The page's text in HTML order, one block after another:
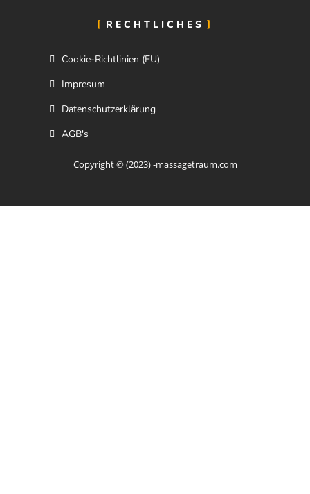
RECHTLICHES
Cookie-Richtlinien (EU)
Impresum
Datenschutzerklärung
AGB's
Copyright © (2023) -massagetraum.com